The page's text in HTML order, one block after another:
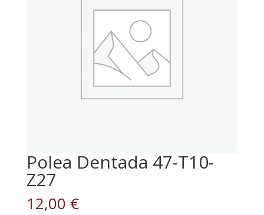
Polea Dentada 47-T10-
Z27
12,00 €